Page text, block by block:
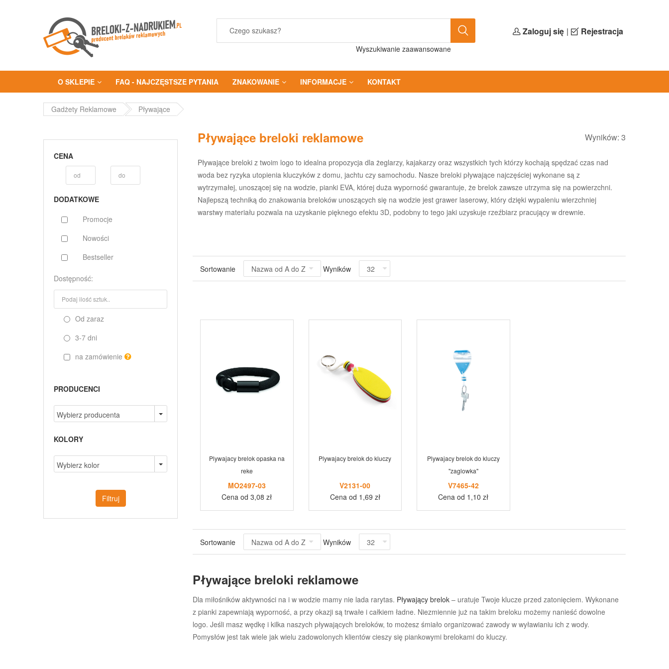
Wyszukiwanie zaawansowane
Zaloguj się | Rejestracja
O SKLEPIE FAQ - NAJCZĘSTSZE PYTANIA ZNAKOWANIE INFORMACJE KONTAKT
Gadżety Reklamowe Pływające
Pływające breloki reklamowe Wyników: 3
Pływające breloki z twoim logo to idealna propozycja dla żeglarzy, kajakarzy oraz wszystkich tych którzy kochają spędzać czas nad
woda bez ryzyka utopienia kluczyków z domu, jachtu czy samochodu. Nasze breloki pływające najczęściej wykonane są z
wytrzymałej, unoszącej się na wodzie, pianki EVA, której duża wyporność gwarantuje, że brelok zawsze utrzyma się na powierzchni.
Najlepszą techniką do znakowania breloków unoszących się na wodzie jest grawer laserowy, który dzięki wypaleniu wierzchniej
warstwy materiału pozwala na uzyskanie pięknego efektu 3D, podobny to tego jaki uzyskuje rzeźbiarz pracujący w drewnie.
Sortowanie Wyników
Plywajacy brelok opaska na
reke
MO2497-03
Cena od 3,08 zł
Plywajacy brelok do kluczy
V2131-00
Cena od 1,69 zł
Plywajacy brelok do kluczy
"zaglowka"
V7465-42
Cena od 1,10 zł
Sortowanie Wyników
Pływające breloki reklamowe
Dla miłośników aktywności na i w wodzie mamy nie lada rarytas. Pływający brelok – uratuje Twoje klucze przed zatonięciem. Wykonane
z pianki zapewniają wyporność, a przy okazji są trwałe i całkiem ładne. Niezmiennie już na takim breloku możemy nanieść dowolne
logo. Jeśli masz wędkę i kilka naszych pływających breloków, to możesz śmiało organizować zawody w wyławianiu ich z wody.
Pomysłów jest tak wiele jak wielu zadowolonych klientów cieszy się piankowymi brelokami do kluczy.
CENA
DODATKOWE
Promocje
Nowości
Bestseller
Dostępność:
Od zaraz
3-7 dni
na zamówienie
PRODUCENCI
KOLORY
Filtruj